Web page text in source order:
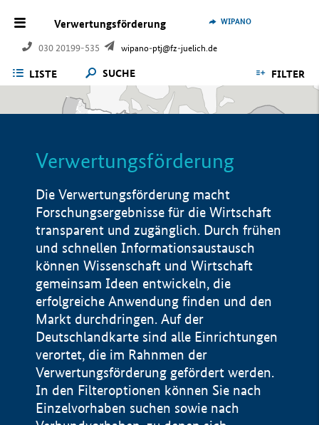
Verwertungsförderung
030 20199-535 wipano-ptj@fz-juelich.de
WIPANO
LISTE SUCHE FILTER
Verwertungsförderung
Die Verwertungsförderung macht
Forschungsergebnisse für die Wirtschaft
transparent und zugänglich. Durch frühen
und schnellen Informationsaustausch
können Wissenschaft und Wirtschaft
gemeinsam Ideen entwickeln, die
erfolgreiche Anwendung finden und den
Markt durchdringen. Auf der
Deutschlandkarte sind alle Einrichtungen
verortet, die im Rahnmen der
Verwertungsförderung gefördert werden.
In den Filteroptionen können Sie nach
Einzelvorhaben suchen sowie nach